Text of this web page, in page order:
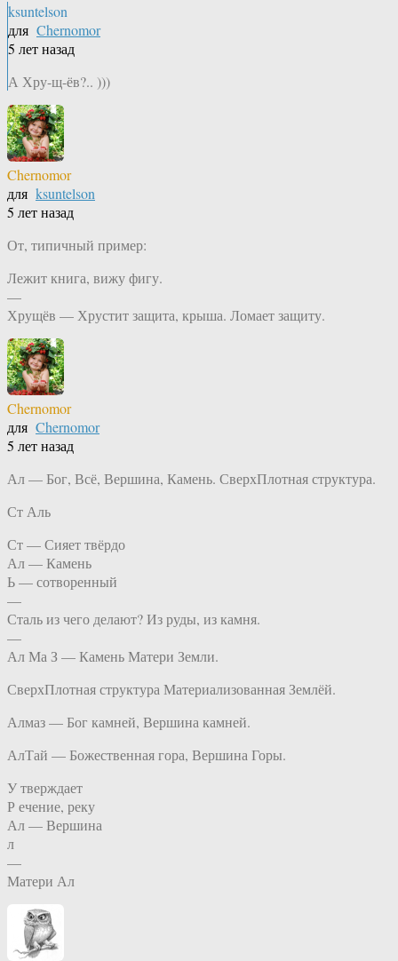
ksuntelson
для Chernomor
5 лет назад
А Хру-щ-ёв?.. )))
Chernomor
для ksuntelson
5 лет назад
От, типичный пример:
Лежит книга, вижу фигу.
—
Хрущёв — Хрустит защита, крыша. Ломает защиту.
Chernomor
для Chernomor
5 лет назад
Ал — Бог, Всё, Вершина, Камень. СверхПлотная структура.
Ст Аль
Ст — Сияет твёрдо
Ал — Камень
Ь — сотворенный
—
Сталь из чего делают? Из руды, из камня.
—
Ал Ма З — Камень Матери Земли.
СверхПлотная структура Материализованная Землёй.
Алмаз — Бог камней, Вершина камней.
АлТай — Божественная гора, Вершина Горы.
У тверждает
Р ечение, реку
Ал — Вершина
л
—
Матери Ал